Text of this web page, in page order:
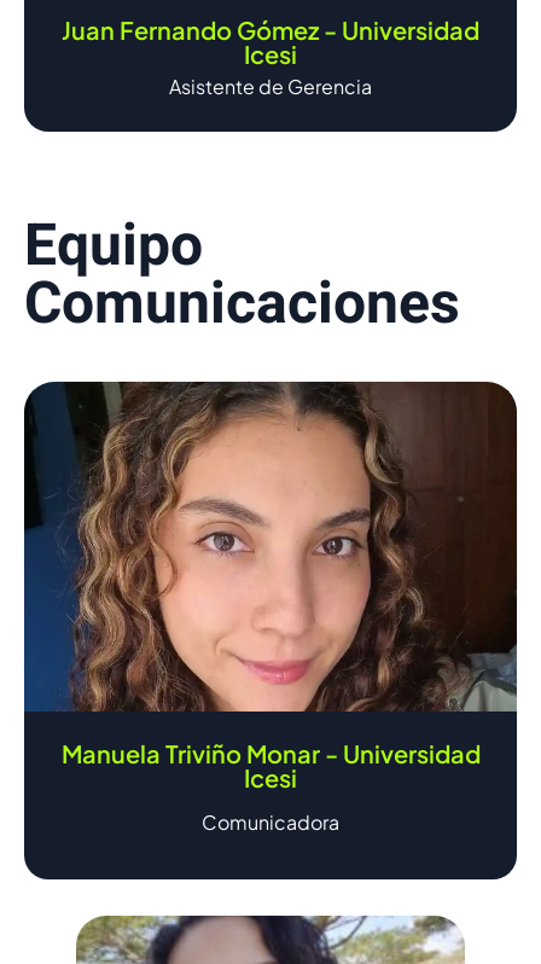
Juan Fernando Gómez - Universidad
Icesi
Asistente de Gerencia
Equipo
Comunicaciones
Manuela Triviño Monar - Universidad
Icesi
Comunicadora